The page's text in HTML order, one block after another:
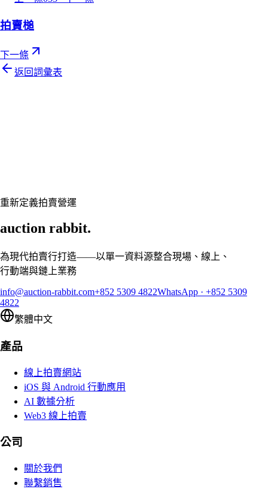
拍賣槌
下一條
返回詞彙表
重新定義拍賣營運
auction rabbit.
為現代拍賣行打造——以單一資料源整合現場、線上、
行動端與鏈上業務
info@auction-rabbit.com+852 5309 4822WhatsApp · +852 5309
4822
繁體中文
產品
線上拍賣網站
iOS 與 Android 行動應用
AI 數據分析
Web3 線上拍賣
公司
關於我們
聯繫銷售